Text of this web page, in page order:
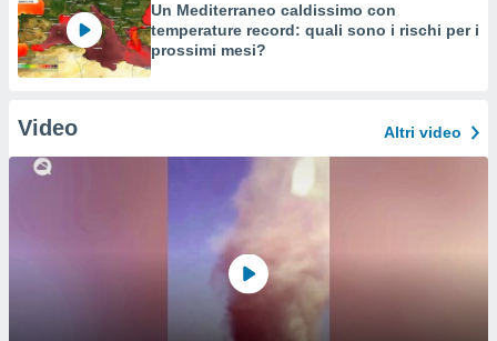
Un Mediterraneo caldissimo con
temperature record: quali sono i rischi per i
prossimi mesi?
Video Altri video